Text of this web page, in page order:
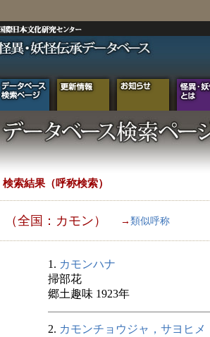
検索結果（呼称検索）
（全国：カモン） → 類似呼称
1. カモンハナ
掃部花
郷土趣味 1923年
2. カモンチョウジャ，サヨヒメ